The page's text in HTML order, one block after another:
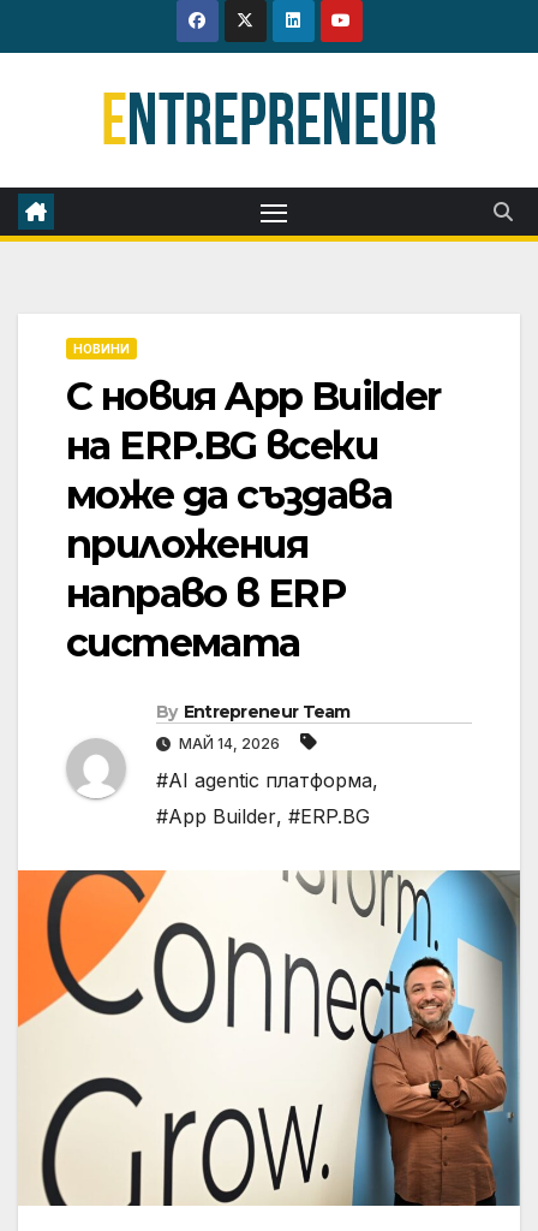
to
НОВИНИ
С новия App Builder
на ERP.BG всеки
може да създава
приложения
направо в ERP
системата
By Entrepreneur Team
МАЙ 14, 2026
#AI agentic платформа,
#App Builder, #ERP.BG